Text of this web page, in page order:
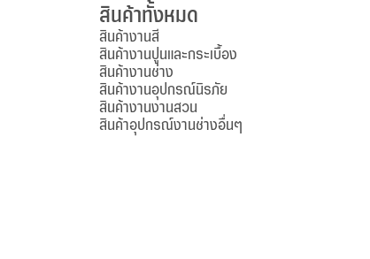
สินค้าทั้งหมด
สินค้างานสี
สินค้างานปูนและกระเบื้อง
สินค้างานช่าง
สินค้างานอุปกรณ์นิรภัย
สินค้างานงานสวน
สินค้าอุปกรณ์งานช่างอื่นๆ